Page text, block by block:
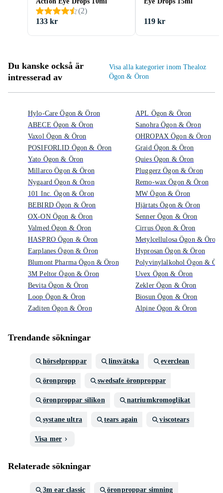
(2)
133 kr
119 kr
Du kanske också är
intresserad av
Visa alla kategorier inom Thealoz
Ögon & Öron
Hylo-Care Ögon & Öron
ABECE Ögon & Öron
Vaxol Ögon & Öron
POSIFORLID Ögon & Öron
Yato Ögon & Öron
Millarco Ögon & Öron
Nygaard Ögon & Öron
101 Inc. Ögon & Öron
BEBIRD Ögon & Öron
OX-ON Ögon & Öron
Valmed Ögon & Öron
HASPRO Ögon & Öron
Earplanes Ögon & Öron
Blumont Pharma Ögon & Öron
3M Peltor Ögon & Öron
Bevita Ögon & Öron
Loop Ögon & Öron
Zaditen Ögon & Öron
APL Ögon & Öron
Sanohra Ögon & Öron
OHROPAX Ögon & Öron
Graid Ögon & Öron
Quies Ögon & Öron
Pluggerz Ögon & Öron
Remo-wax Ögon & Öron
MW Ögon & Öron
Hjärtats Ögon & Öron
Senner Ögon & Öron
Cirrus Ögon & Öron
Metylcellulosa Ögon & Öron
Hyprosan Ögon & Öron
Polyvinylalkohol Ögon &
Uvex Ögon & Öron
Zekler Ögon & Öron
Biosun Ögon & Öron
Alpine Ögon & Öron
Trendande sökningar
hörselproppar linsvätska everclean
öronpropp swedsafe öronproppar
öronproppar silikon natriumkromoglikat
systane ultra tears again viscotears
Visa mer
Relaterade sökningar
3m ear classic öronproppar simning